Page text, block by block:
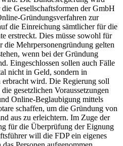
Gesellschaftsformen der GmbH
-Gründungsverfahren zur
die Einreichung sämtlicher für die
erstreckt. Dies müsse sowohl für
die Mehrpersonengründung gelten
wenn bei der Gründung
Eingeschlossen sollen auch Fälle
nicht in Geld, sondern in
wird. Die Regierung soll
gesetzlichen Voraussetzungen
Online-Beglaubigung mittels
schaffen, um die Gründung von
aus zu erleichtern. Im Zuge der
für die Überprüfung der Eignung
will die FDP ein eigenes